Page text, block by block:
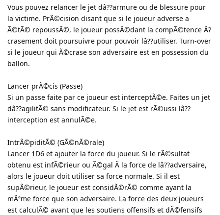
Vous pouvez relancer le jet dâ??armure ou de blessure pour
la victime. PrÃ©cision disant que si le joueur adverse a
Ã©tÃ© repoussÃ©, le joueur possÃ©dant la compÃ©tence Ã?
crasement doit poursuivre pour pouvoir lâ??utiliser. Turn-over
si le joueur qui Ã©crase son adversaire est en possession du
ballon.
Lancer prÃ©cis (Passe)
Si un passe faite par ce joueur est interceptÃ©e. Faites un jet
dâ??agilitÃ© sans modificateur. Si le jet est rÃ©ussi lâ??
interception est annulÃ©e.
IntrÃ©piditÃ© (GÃ©nÃ©rale)
Lancer 1D6 et ajouter la force du joueur. Si le rÃ©sultat
obtenu est infÃ©rieur ou Ã©gal Ã la force de lâ??adversaire,
alors le joueur doit utiliser sa force normale. Si il est
supÃ©rieur, le joueur est considÃ©rÃ© comme ayant la
mÃªme force que son adversaire. La force des deux joueurs
est calculÃ© avant que les soutiens offensifs et dÃ©fensifs